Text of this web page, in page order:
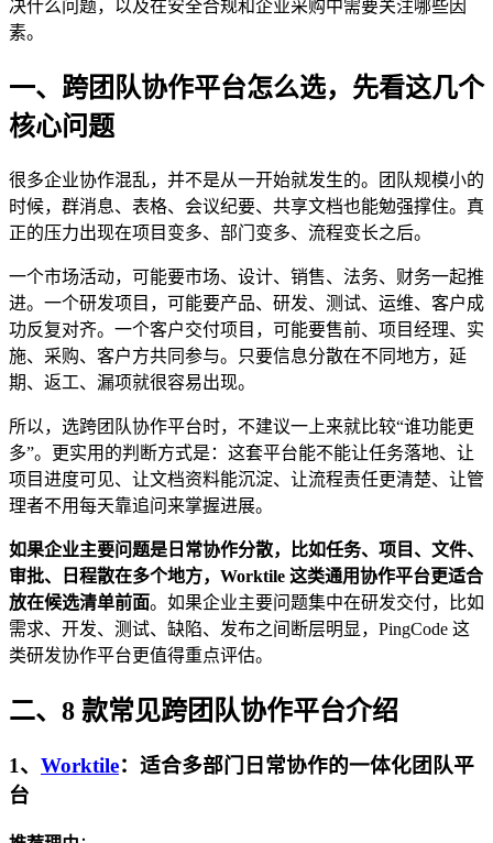
决什么问题，以及在安全合规和企业采购中需要关注哪些因
素。
一、跨团队协作平台怎么选，先看这几个
核心问题
很多企业协作混乱，并不是从一开始就发生的。团队规模小的
时候，群消息、表格、会议纪要、共享文档也能勉强撑住。真
正的压力出现在项目变多、部门变多、流程变长之后。
一个市场活动，可能要市场、设计、销售、法务、财务一起推
进。一个研发项目，可能要产品、研发、测试、运维、客户成
功反复对齐。一个客户交付项目，可能要售前、项目经理、实
施、采购、客户方共同参与。只要信息分散在不同地方，延
期、返工、漏项就很容易出现。
所以，选跨团队协作平台时，不建议一上来就比较“谁功能更
多”。更实用的判断方式是：这套平台能不能让任务落地、让
项目进度可见、让文档资料能沉淀、让流程责任更清楚、让管
理者不用每天靠追问来掌握进展。
如果企业主要问题是日常协作分散，比如任务、项目、文件、
审批、日程散在多个地方，Worktile 这类通用协作平台更适合
放在候选清单前面。如果企业主要问题集中在研发交付，比如
需求、开发、测试、缺陷、发布之间断层明显，PingCode 这
类研发协作平台更值得重点评估。
二、8 款常见跨团队协作平台介绍
1、 Worktile：适合多部门日常协作的一体化团队平
台